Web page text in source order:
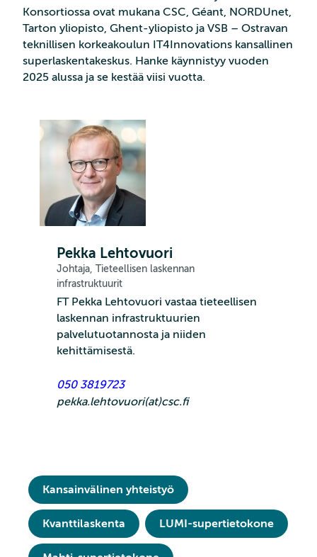
Konsortiossa ovat mukana CSC, Géant, NORDUnet,
Tarton yliopisto, Ghent-yliopisto ja VSB – Ostravan
teknillisen korkeakoulun IT4Innovations kansallinen
superlaskentakeskus. Hanke käynnistyy vuoden
2025 alussa ja se kestää viisi vuotta.
Pekka Lehtovuori
Johtaja, Tieteellisen laskennan
infrastruktuurit
FT Pekka Lehtovuori vastaa tieteellisen
laskennan infrastruktuurien
palvelutuotannosta ja niiden
kehittämisestä.
050 3819723
pekka.lehtovuori(at)csc.fi
Kansainvälinen yhteistyö
Kvanttilaskenta LUMI-supertietokone